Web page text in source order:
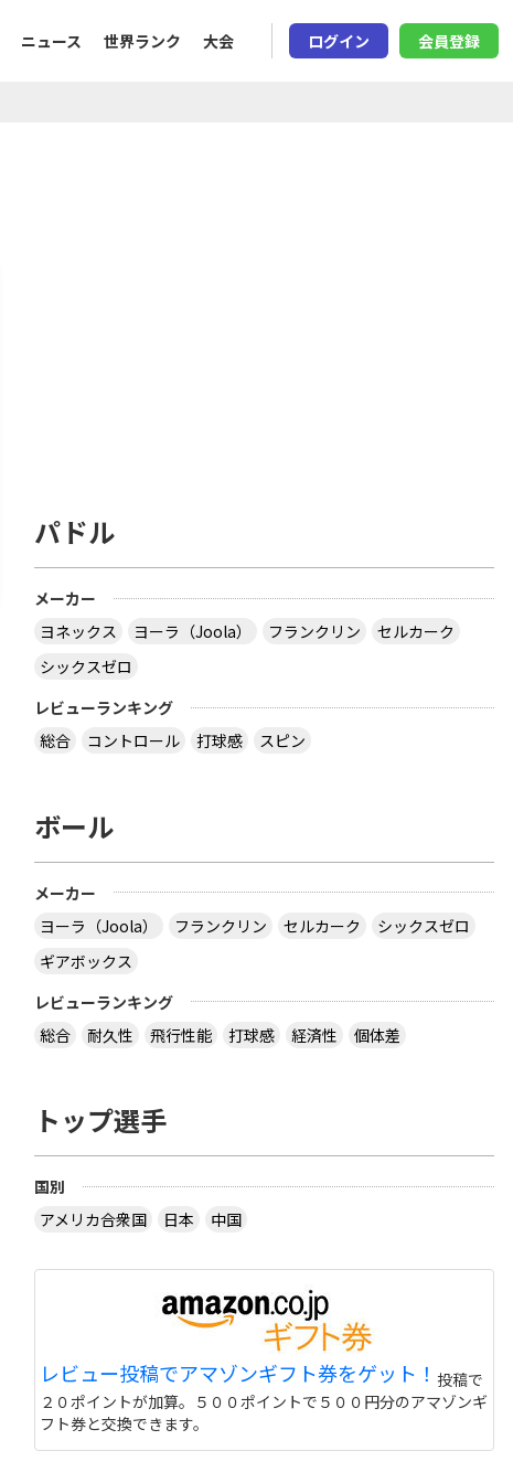
ニュース 世界ランク 大会 ログイン 会員登録
パドル
メーカー
ヨネックス
ヨーラ（Joola） フランクリン
セルカーク
シックスゼロ
レビューランキング
総合
コントロール 打球感 スピン
ボール
メーカー
ヨーラ（Joola）
フランクリン セルカーク
シックスゼロ
ギアボックス
レビューランキング
総合
耐久性 飛行性能 打球感 経済性 個体差
トップ選手
国別
アメリカ合衆国
日本 中国
レビュー投稿でアマゾンギフト券をゲット！ 投稿で
２０ポイントが加算。５００ポイントで５００円分のアマゾンギ
フト券と交換できます。